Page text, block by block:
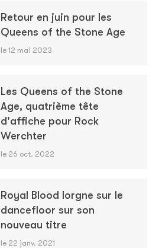
Retour en juin pour les
Queens of the Stone Age
le 12 mai 2023
Les Queens of the Stone
Age, quatrième tête
d'affiche pour Rock
Werchter
le 26 oct. 2022
Royal Blood lorgne sur le
dancefloor sur son
nouveau titre
le 22 janv. 2021